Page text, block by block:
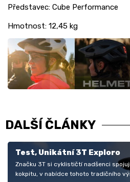
Představec: Cube Performance
Hmotnost: 12,45 kg
DALŠÍ ČLÁNKY
Test, Unikátní 3T Exploro
Značku 3T si cyklističtí nadšenci
kokpitu, v nabídce tohoto tradičního